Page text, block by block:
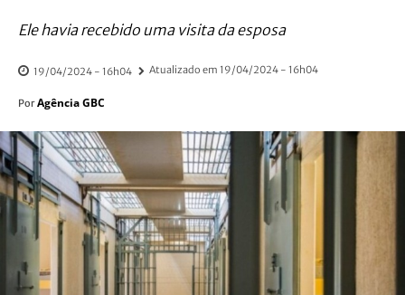
Ele havia recebido uma visita da esposa
19/04/2024 - 16h04 Atualizado em 19/04/2024 - 16h04
Por Agência GBC